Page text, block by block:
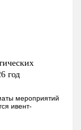
год